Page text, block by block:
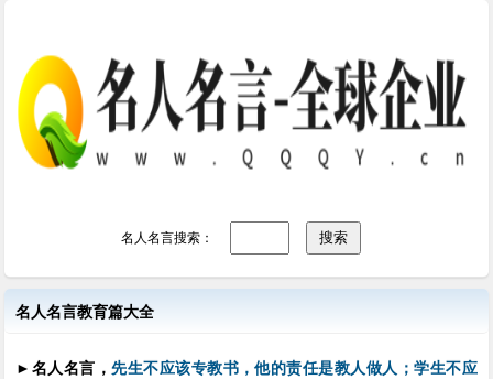
名人名言搜索：
名人名言教育篇大全
► 名人名言，先生不应该专教书，他的责任是教人做人；学生不应